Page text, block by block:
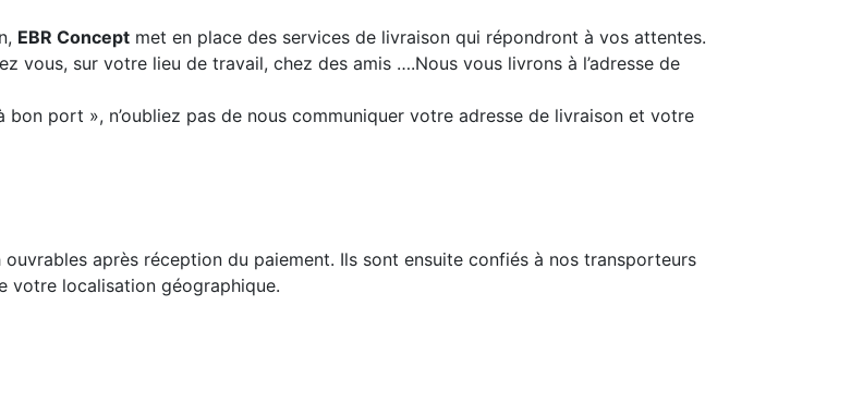
EBR Concept met en place des services de livraison qui répondront à vos attentes.
vous, sur votre lieu de travail, chez des amis ….Nous vous livrons à l’adresse de
port », n’oubliez pas de nous communiquer votre adresse de livraison et votre
après réception du paiement. Ils sont ensuite confiés à nos transporteurs
votre localisation géographique.